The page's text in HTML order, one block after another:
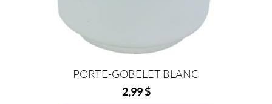
PORTE-GOBELET BLANC
2,99$